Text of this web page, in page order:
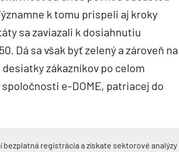
k tomu prispeli aj kroky
sa zaviazali k dosiahnutiu
Dá sa však byť zelený a zároveň na
zákazníkov po celom
e-DOME, patriacej do
bezplatná registrácia a získate sektorové analýzy